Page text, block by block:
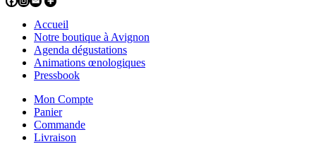
Accueil
Notre boutique à Avignon
Agenda dégustations
Animations œnologiques
Pressbook
Mon Compte
Panier
Commande
Livraison